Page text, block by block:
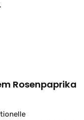
Rosenpaprika